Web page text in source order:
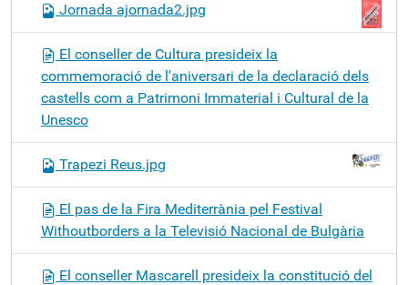
Jornada ajornada2.jpg
El conseller de Cultura presideix la
commemoració de l'aniversari de la declaració dels
castells com a Patrimoni Immaterial i Cultural de la
Unesco
Trapezi Reus.jpg
El pas de la Fira Mediterrània pel Festival
Withoutborders a la Televisió Nacional de Bulgària
El conseller Mascarell presideix la constitució del